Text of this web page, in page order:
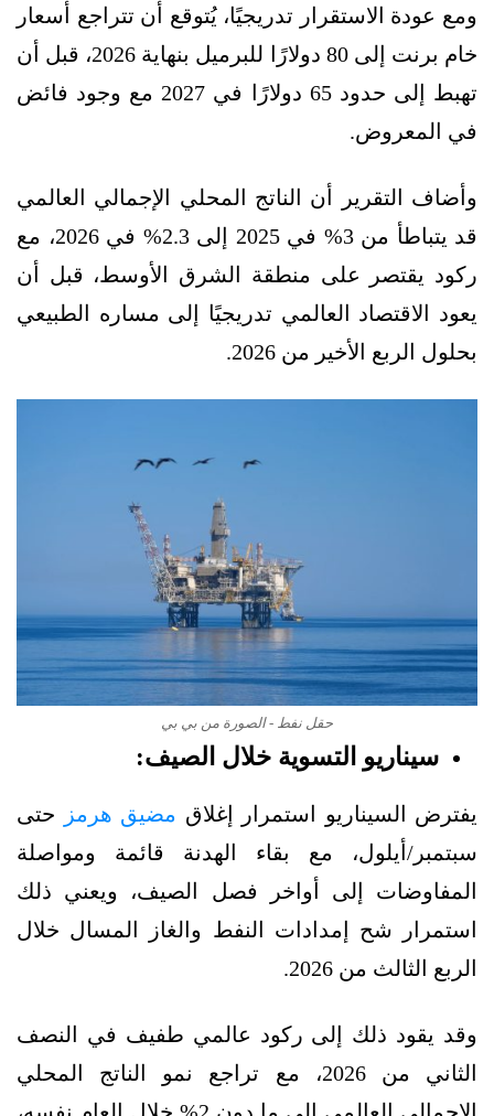
ومع عودة الاستقرار تدريجيًا، يُتوقع أن تتراجع أسعار
خام برنت إلى 80 دولارًا للبرميل بنهاية 2026، قبل أن
تهبط إلى حدود 65 دولارًا في 2027 مع وجود فائض
في المعروض.
وأضاف التقرير أن الناتج المحلي الإجمالي العالمي
قد يتباطأ من 3% في 2025 إلى 2.3% في 2026، مع
ركود يقتصر على منطقة الشرق الأوسط، قبل أن
يعود الاقتصاد العالمي تدريجيًا إلى مساره الطبيعي
بحلول الربع الأخير من 2026.
حقل نفط - الصورة من بي بي
سيناريو التسوية خلال الصيف:
يفترض السيناريو استمرار إغلاق مضيق هرمز
حتى
سبتمبر/أيلول، مع بقاء الهدنة قائمة ومواصلة
المفاوضات إلى أواخر فصل الصيف، ويعني ذلك
استمرار شح إمدادات النفط والغاز المسال خلال
الربع الثالث من 2026.
وقد يقود ذلك إلى ركود عالمي طفيف في النصف
الثاني من 2026، مع تراجع نمو الناتج المحلي